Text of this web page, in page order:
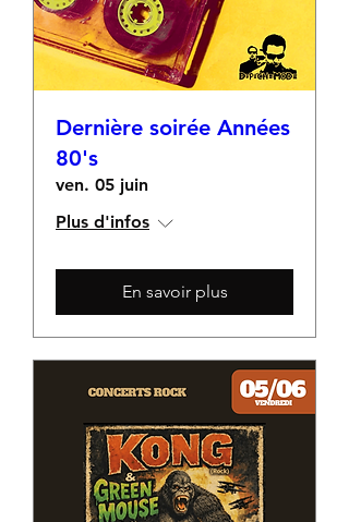
Dernière soirée Années
80's
ven. 05 juin
Plus d'infos
En savoir plus